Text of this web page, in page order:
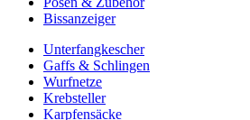
Bissanzeiger
Unterfangkescher
Gaffs & Schlingen
Wurfnetze
Krebsteller
Karpfensäcke